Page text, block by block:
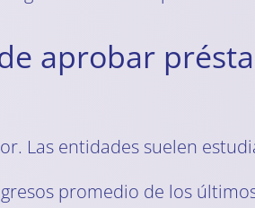
aprobar
Las entidades suelen
promedio de los